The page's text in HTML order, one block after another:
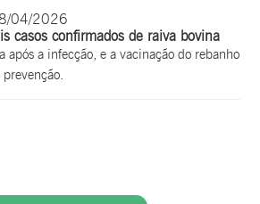
04/2026
casos confirmados de raiva bovina
após a infecção, e a vacinação do rebanho